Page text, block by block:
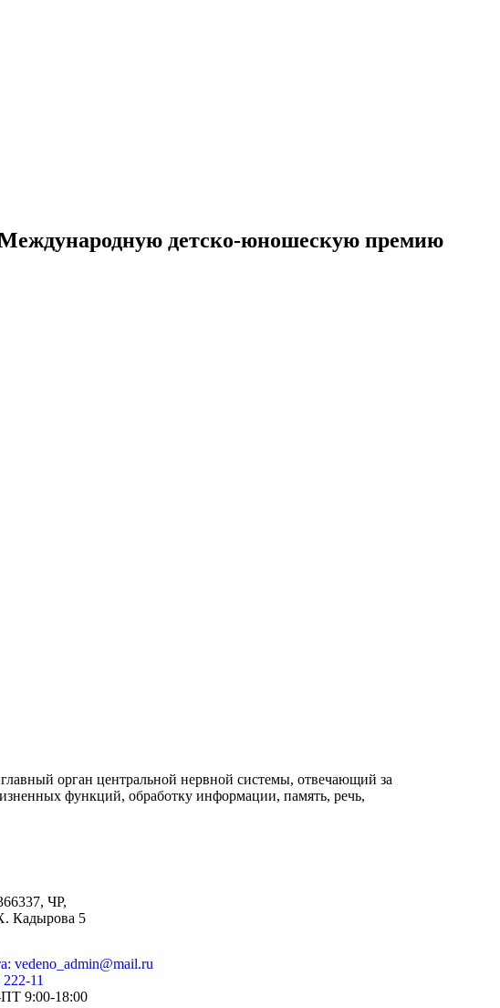
Международную детско-юношескую премию
орган центральной нервной системы, отвечающий за
функций, обработку информации, память, речь,
ЧР,
Кадыровa 5
vedeno_admin@mail.ru
11
9:00-18:00